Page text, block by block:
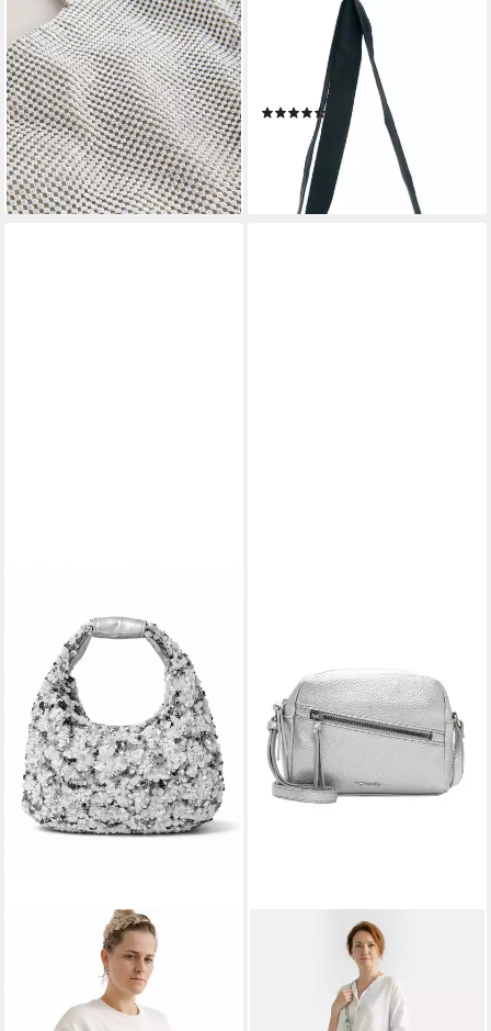
NEXT
Schultertasche Glitzernde
Schultertasche (1-tlg)
74,00 €
lieferbar - in 2-3 Werktagen bei dir
GURU-SHOP
Schultertasche Boho
Schultertasche, Hippie
Tasche, bestickte..
(10)
29,90 €
lieferbar - in 2-3 Werktagen bei dir